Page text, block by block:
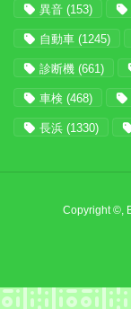
異音 (153)
自動車 (1245)
診断機 (661)
車検 (468)
長浜 (1330)
Copyright ©,